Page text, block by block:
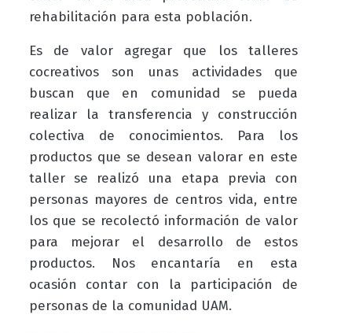
rehabilitación para esta población.
Es de valor agregar que los talleres
cocreativos son unas actividades que
buscan que en comunidad se pueda
realizar la transferencia y construcción
colectiva de conocimientos. Para los
productos que se desean valorar en este
taller se realizó una etapa previa con
personas mayores de centros vida, entre
los que se recolectó información de valor
para mejorar el desarrollo de estos
productos. Nos encantaría en esta
ocasión contar con la participación de
personas de la comunidad UAM.